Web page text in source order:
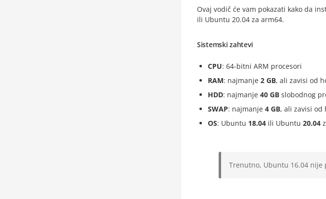
Ovaj vodič će vam pokazati kako da
ili Ubuntu 20.04 za arm64.
Sistemski zahtevi
CPU: 64-bitni ARM procesori
RAM: najmanje 2 GB, ali zavisi od
HDD: najmanje 40 GB slobodnog
SWAP: najmanje 4 GB, ali zavisi od
OS: Ubuntu 18.04 ili Ubuntu 20.04
Trenutno, Ubuntu 16.04 nije